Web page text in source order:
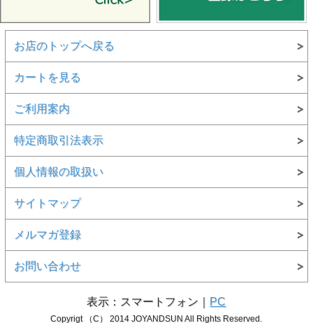
お店のトップへ戻る
カートを見る
ご利用案内
特定商取引法表示
個人情報の取扱い
サイトマップ
メルマガ登録
お問い合わせ
表示：スマートフォン｜ PC
Copyrigt （C） 2014 JOYANDSUN All Rights Reserved.